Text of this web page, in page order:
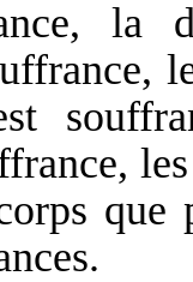
la
que